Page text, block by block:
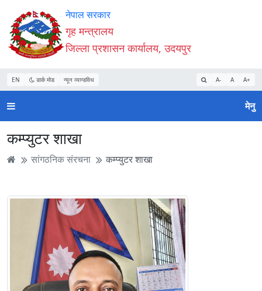
Accessibility
Mode
सुरु
गर्नुहोस्
सामाग्री
पढ्नुहाेस्
नेभिगेसन
पढ्नुहाेस्
वेबसाइट
खोजमा
जानुहोस्
नेपाल सरकार
गृह मन्त्रालय
जिल्ला प्रशासन कार्यालय, उदयपुर
EN डार्क मोड न्यून व्यान्डविथ A- A A+
मेनु
कम्प्युटर शाखा
सांगठनिक संरचना कम्प्युटर शाखा